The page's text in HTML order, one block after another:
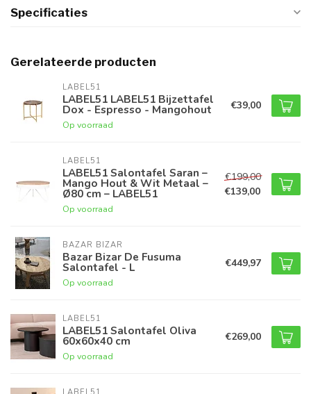
Specificaties
Gerelateerde producten
LABEL51
LABEL51 LABEL51 Bijzettafel
Dox - Espresso - Mangohout
Op voorraad
€39,00
LABEL51
LABEL51 Salontafel Saran –
Mango Hout & Wit Metaal –
Ø80 cm – LABEL51
Op voorraad
€199,00
€139,00
BAZAR BIZAR
Bazar Bizar De Fusuma
Salontafel - L
Op voorraad
€449,97
LABEL51
LABEL51 Salontafel Oliva
60x60x40 cm
Op voorraad
€269,00